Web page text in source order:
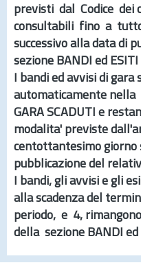
previsti dal Codice dei
consultabili fino a
successivo alla data di
sezione BANDI ed ESITI
I bandi ed avvisi di gara
automaticamente nella
GARA SCADUTI e
modalita' previste dall'
centottantesimo giorno
pubblicazione del
I bandi, gli avvisi e gli
alla scadenza del
periodo, e 4,
della sezione BANDI ed